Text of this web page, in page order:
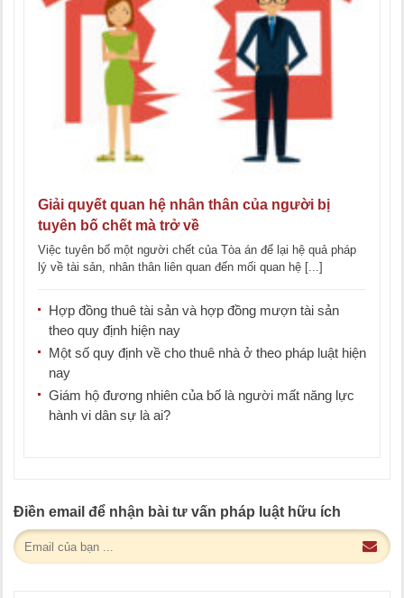
Giải quyết quan hệ nhân thân của người bị
tuyên bố chết mà trở về
Việc tuyên bố một người chết của Tòa án để lại hệ quả pháp
lý về tài sản, nhân thân liên quan đến mối quan hệ [...]
Hợp đồng thuê tài sản và hợp đồng mượn tài sản
theo quy định hiện nay
Một số quy định về cho thuê nhà ở theo pháp luật hiện
nay
Giám hộ đương nhiên của bố là người mất năng lực
hành vi dân sự là ai?
Điền email để nhận bài tư vấn pháp luật hữu ích